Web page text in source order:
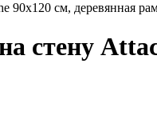
90х120 см, деревянная
стену